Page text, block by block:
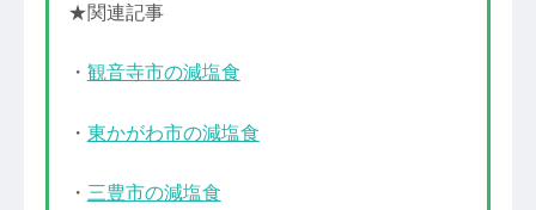
★関連記事
・ 観音寺市の減塩食
・ 東かがわ市の減塩食
・ 三豊市の減塩食